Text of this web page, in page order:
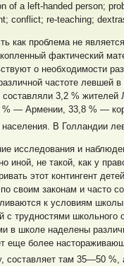
of a left-handed person;
conflict; re-teaching;
как проблема не
фактический
о необходимости
частоте левшей
составляли 3,2 %
% — Армении, 33,8 % —
населения. В Голландии
исследования и
иной, не такой, как у
этот контингент
по своим законам и часто
к условиям
с трудностями
в школе наделены
еще более
составляет там 35—50 %,